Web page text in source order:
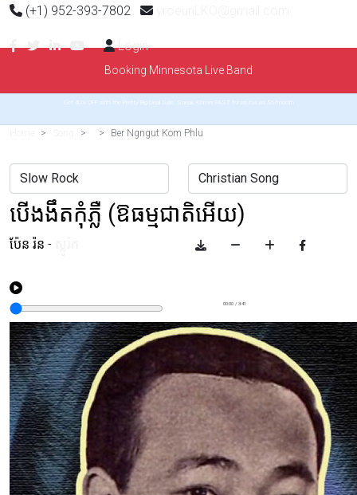
(+1) 952-393-7802
Login
Booking Minnesota Live Band
Get 40% OFF with the Pretty Big Deal Sale. Speak Khmer FAST for as low as $6/month
Ber Ngngut Kom Phlu
បើងងឹតកុំភ្លឺ (ឱធម្មជាតិអើយ)
ប៉ែន រ៉ន -
Example range 00:00 / 3:41